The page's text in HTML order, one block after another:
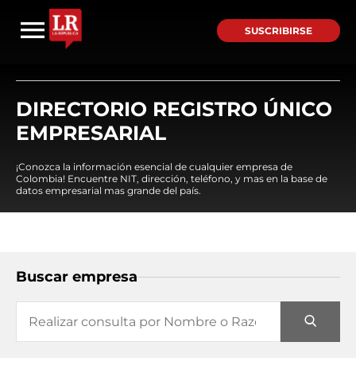
SUSCRIBIRSE
DIRECTORIO REGISTRO ÚNICO
EMPRESARIAL
¡Conozca la información esencial de cualquier empresa de
Colombia! Encuentre NIT, dirección, teléfono, y mas en la base de
datos empresarial mas grande del país.
Buscar empresa